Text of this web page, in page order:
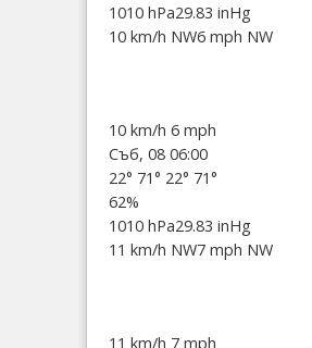
1010 hPa29.83 inHg
10 km/h NW6 mph NW
10 km/h 6 mph
Съб, 08 06:00
22° 71° 22° 71°
62%
1010 hPa29.83 inHg
11 km/h NW7 mph NW
11 km/h 7 mph